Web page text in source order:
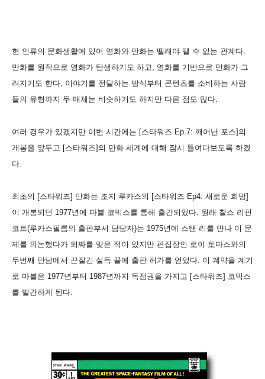
현 인류의 문화생활에 있어 영화와 만화는 뗄래야 뗄 수 없는 관계다.
만화를 원작으로 영화가 탄생하기도 하고, 영화를 기반으로 만화가 그
려지기도 한다. 이야기를 전달하는 방식부터 콘텐츠를 소비하는 사람
들의 유형까지 두 매체는 비슷하기도 하지만 다른 점도 많다.
여러 경우가 있겠지만 이번 시간에는 [스타워즈 Ep.7: 깨어난 포스]의
개봉을 앞두고 [스타워즈]의 만화 세계에 대해 잠시 들여다보도록 하겠
다.
최초의 [스타워즈] 만화는 조지 루카스의 [스타워즈 Ep4: 새로운 희망]
이 개봉되던 1977년에 마블 코믹스를 통해 출간되었다. 원래 찰스 리핀
코트(루카스필름의 출판부서 담당자)는 1975년에 스탠 리를 만나 이 문
제를 의논했다가 퇴짜를 맞은 적이 있지만 편집장인 로이 토마스와의
두번째 만남에서 끈질긴 설득 끝에 출판 허가를 얻었다. 이 계약을 계기
로 마블은 1977년부터 1987년까지 독점권을 가지고 [스타워즈] 코믹스
를 발간하게 된다.